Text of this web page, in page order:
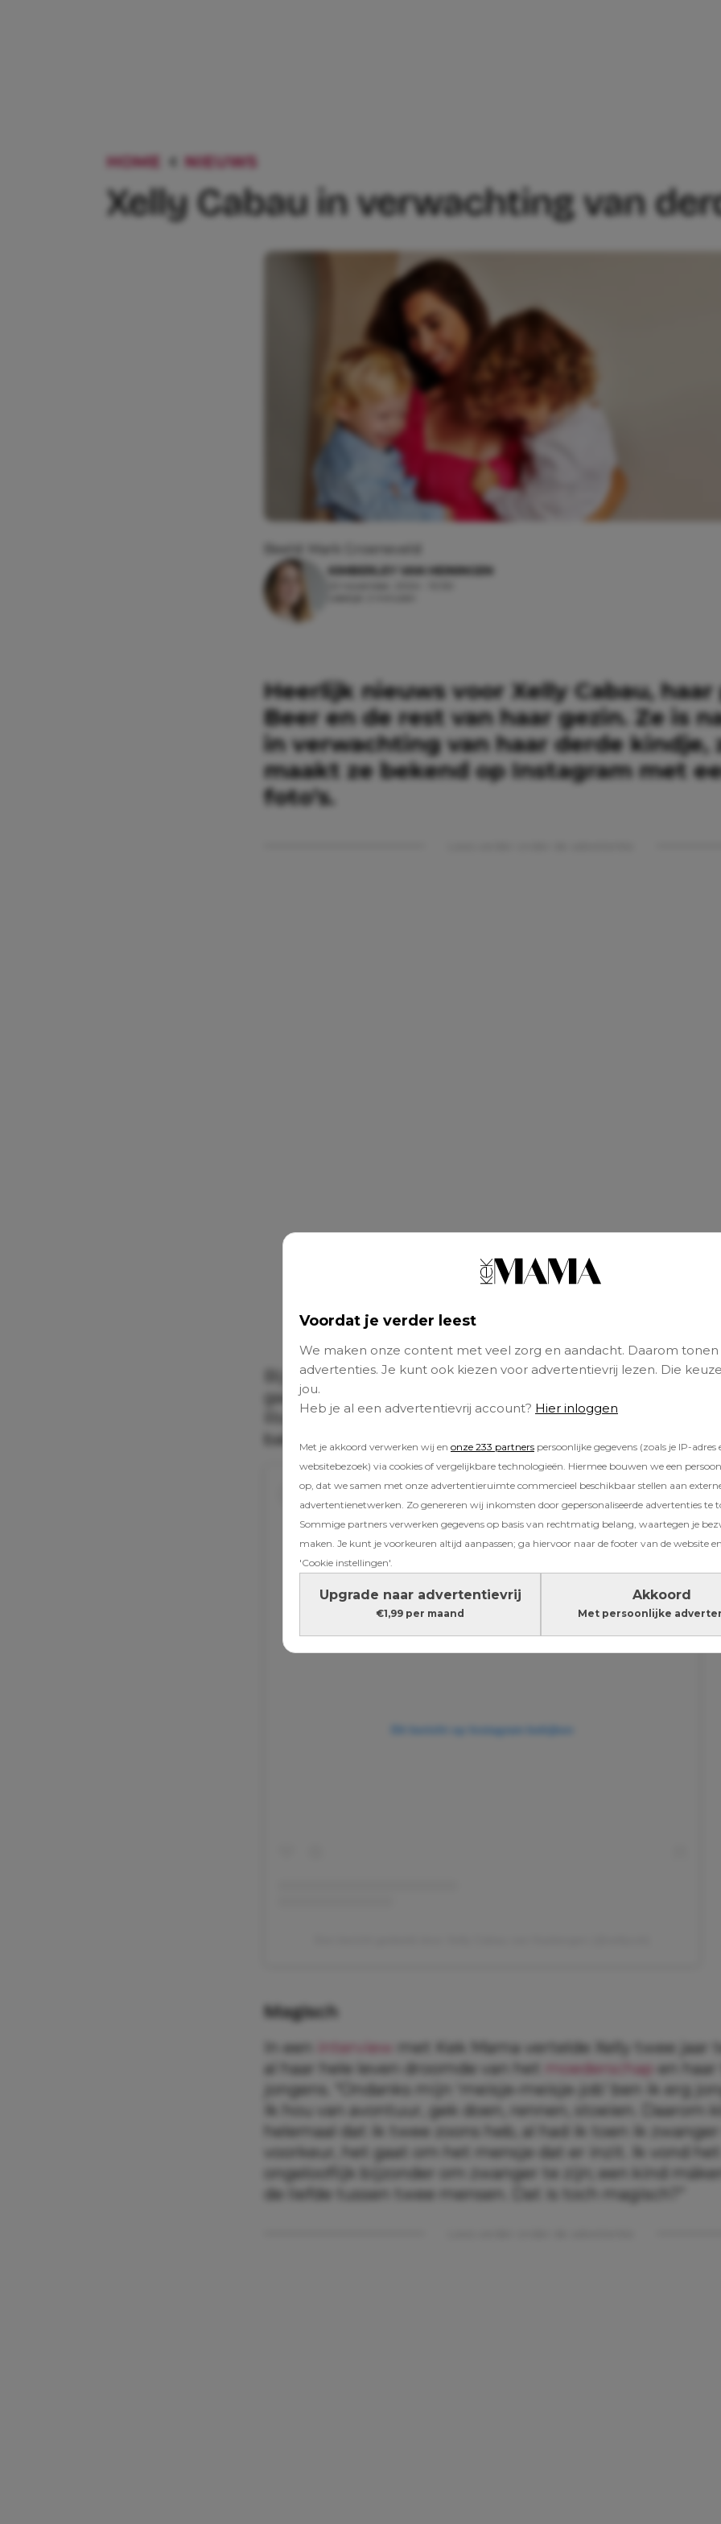
Voordat je verder leest
We maken onze content met veel zorg en aandacht. Daarom tonen
advertenties. Je kunt ook kiezen voor advertentievrij lezen. Die
jou.
Heb je al een advertentievrij account? Hier inloggen
Met je akkoord verwerken wij en onze 233 partners persoonlijke gegevens (zoals je IP-adres
websitebezoek) via cookies of vergelijkbare technologieën. Hiermee bouwen we een
op, dat we samen met onze advertentieruimte commercieel beschikbaar stellen aan
advertentienetwerken. Zo genereren wij inkomsten door gepersonaliseerde advertenties te
Sommige partners verwerken gegevens op basis van rechtmatig belang, waartegen je
maken. Je kunt je voorkeuren altijd aanpassen; ga hiervoor naar de footer van de website
'Cookie instellingen'.
Upgrade naar advertentievrij
€1,99 per maand
Akkoord
Met persoonlijke
HOME NIEUWS
Xelly Cabau in verwachting van
KIMBERLEY VAN HEININGEN
Heerlijk nieuws voor Xelly Cabau,
Beer en de rest van haar gezin. Ze is
in verwachting van haar derde kindje,
maakt ze bekend op Instagram met
foto’s.
Bij de kiekjes schrijft ze: ‘Life Lately…’En er is inderdaad
gaande. Zo zien we onder andere haar oudste kinderen
Rio (3) met een gender reveal-ballon en Xelly met al een
babybuikje.
Dit bericht op Instagram bekijken
Magisch
In een interview
met Kek Mama vertelde Xelly twee jaar
al haar hele leven droomde van het
moederschap en
jongens. “Ondanks mijn ‘meisje-meisje-job’ ben ik erg
Ik hou van avontuur, gek doen, rennen, stoeien. Daarom
helemaal dat ik twee zoons heb, al had ik toen ik zwanger
voorkeur, het gaat om het mensje dat er inzit. Ik vond het
ongelooflijk bijzonder om zwanger te zijn; een kind
de liefde tussen twee mensen. Dat is toch magisch?”